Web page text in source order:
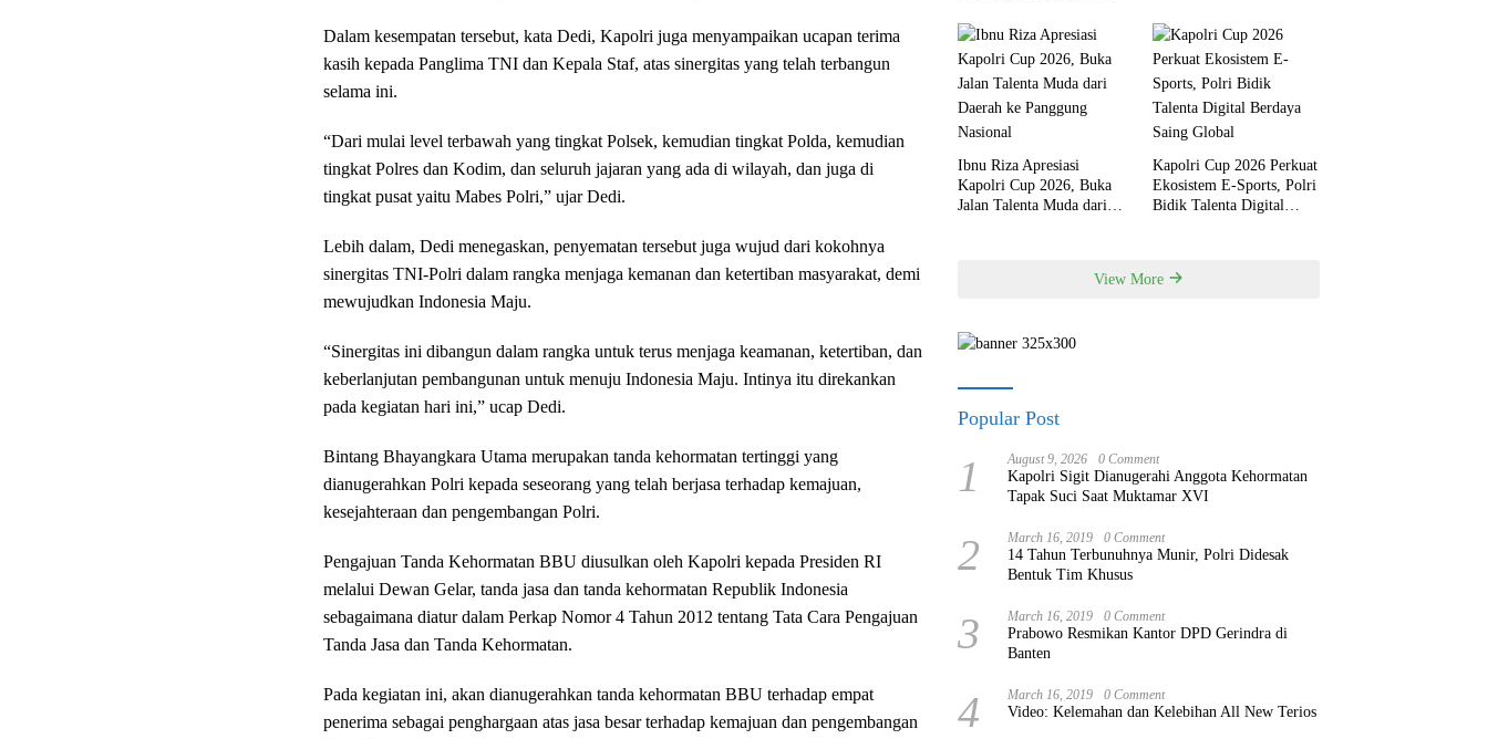
Dalam kesempatan tersebut, kata Dedi, Kapolri juga menyampaikan ucapan terima
kasih kepada Panglima TNI dan Kepala Staf, atas sinergitas yang telah terbangun
selama ini.
“Dari mulai level terbawah yang tingkat Polsek, kemudian tingkat Polda, kemudian
tingkat Polres dan Kodim, dan seluruh jajaran yang ada di wilayah, dan juga di
tingkat pusat yaitu Mabes Polri,” ujar Dedi.
Lebih dalam, Dedi menegaskan, penyematan tersebut juga wujud dari kokohnya
sinergitas TNI-Polri dalam rangka menjaga kemanan dan ketertiban masyarakat, demi
mewujudkan Indonesia Maju.
“Sinergitas ini dibangun dalam rangka untuk terus menjaga keamanan, ketertiban, dan
keberlanjutan pembangunan untuk menuju Indonesia Maju. Intinya itu direkankan
pada kegiatan hari ini,” ucap Dedi.
Bintang Bhayangkara Utama merupakan tanda kehormatan tertinggi yang
dianugerahkan Polri kepada seseorang yang telah berjasa terhadap kemajuan,
kesejahteraan dan pengembangan Polri.
Pengajuan Tanda Kehormatan BBU diusulkan oleh Kapolri kepada Presiden RI
melalui Dewan Gelar, tanda jasa dan tanda kehormatan Republik Indonesia
sebagaimana diatur dalam Perkap Nomor 4 Tahun 2012 tentang Tata Cara Pengajuan
Tanda Jasa dan Tanda Kehormatan.
Pada kegiatan ini, akan dianugerahkan tanda kehormatan BBU terhadap empat
penerima sebagai penghargaan atas jasa besar terhadap kemajuan dan pengembangan
Ibnu Riza Apresiasi
Kapolri Cup 2026, Buka
Jalan Talenta Muda dari
Kapolri Cup 2026 Perkuat
Ekosistem E-Sports, Polri
Bidik Talenta Digital
View More
Popular Post
1 August 9, 2026 0 Comment
Kapolri Sigit Dianugerahi Anggota Kehormatan
Tapak Suci Saat Muktamar XVI
2 March 16, 2019 0 Comment
14 Tahun Terbunuhnya Munir, Polri Didesak
Bentuk Tim Khusus
3 March 16, 2019 0 Comment
Prabowo Resmikan Kantor DPD Gerindra di
Banten
4 March 16, 2019 0 Comment
Video: Kelemahan dan Kelebihan All New Terios